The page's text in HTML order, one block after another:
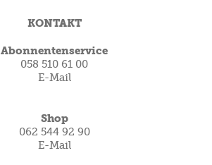
KONTAKT
Abonnentenservice
058 510 61 00
E-Mail
Shop
062 544 92 90
E-Mail